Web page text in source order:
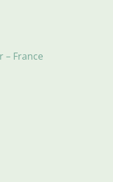
– France